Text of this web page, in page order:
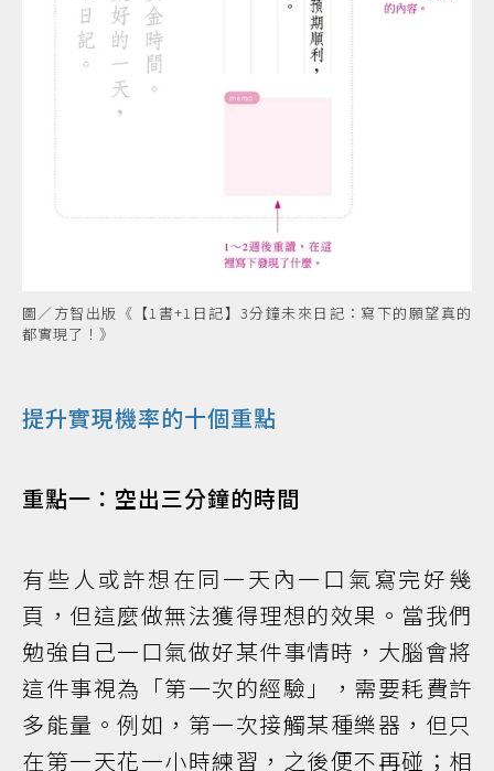
圖／方智出版《【1書+1日記】3分鐘未來日記：寫下的願望真的
都實現了！》
提升實現機率的十個重點
重點一：空出三分鐘的時間
有些人或許想在同一天內一口氣寫完好幾
頁，但這麼做無法獲得理想的效果。當我們
勉強自己一口氣做好某件事情時，大腦會將
這件事視為「第一次的經驗」，需要耗費許
多能量。例如，第一次接觸某種樂器，但只
在第一天花一小時練習，之後便不再碰；相